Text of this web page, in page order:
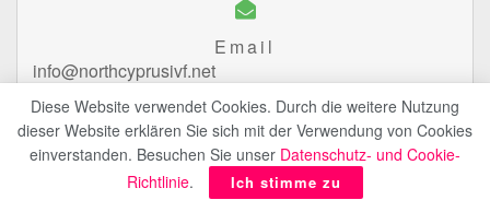
Email
info@northcyprusivf.net
© 2020 LowCostIVF – Alle Rechte vorbehalten.Datenschutz-Bestimmungen
Diese Website verwendet Cookies. Durch die weitere Nutzung
dieser Website erklären Sie sich mit der Verwendung von Cookies
einverstanden. Besuchen Sie unser Datenschutz- und Cookie-
Richtlinie. Ich stimme zu